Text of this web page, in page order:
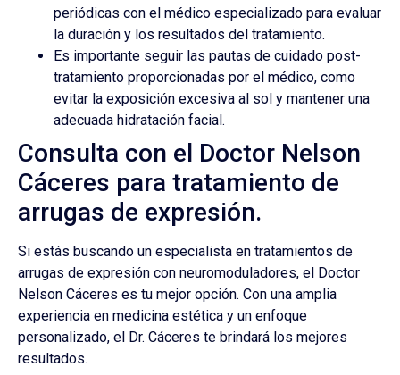
periódicas con el médico especializado para evaluar
la duración y los resultados del tratamiento.
Es importante seguir las pautas de cuidado post-
tratamiento proporcionadas por el médico, como
evitar la exposición excesiva al sol y mantener una
adecuada hidratación facial.
Consulta con el Doctor Nelson
Cáceres para tratamiento de
arrugas de expresión.
Si estás buscando un especialista en tratamientos de
arrugas de expresión con neuromoduladores, el Doctor
Nelson Cáceres es tu mejor opción. Con una amplia
experiencia en medicina estética y un enfoque
personalizado, el Dr. Cáceres te brindará los mejores
resultados.